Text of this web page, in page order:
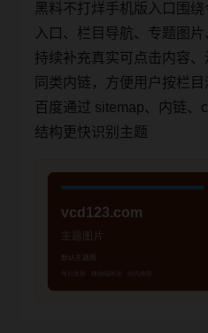
黑料不打烊手机版入口围
入口、栏目导航、专题图片
持续补充真实可点击内容
同类内链，方便用户按栏
百度通过 sitemap、内链、
结构更快识别主题